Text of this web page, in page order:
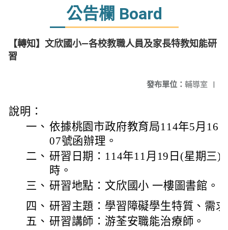
公告欄 Board
【轉知】文欣國小—各校教職人員及家長特教知能研
習
發布單位： 輔導室 |
說明：
一、 依據桃園市政府教育局114年5月16
07號函辦理。
二、 研習日期：114年11月19日(星期三)
時。
三、 研習地點：文欣國小 一樓圖書館。
四、 研習主題：學習障礙學生特質、需
五、 研習講師：游荃安職能治療師。